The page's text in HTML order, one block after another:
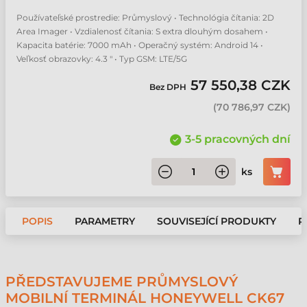
Používateľské prostredie: Průmyslový • Technológia čítania: 2D
Area Imager • Vzdialenosť čítania: S extra dlouhým dosahem •
Kapacita batérie: 7000 mAh • Operačný systém: Android 14 •
Veľkosť obrazovky: 4.3 " • Typ GSM: LTE/5G
Bez DPH 57 550,38 CZK
(70 786,97 CZK)
3-5 pracovných dní
ks
POPIS PARAMETRY SOUVISEJÍCÍ PRODUKTY
PŘEDSTAVUJEME PRŮMYSLOVÝ
MOBILNÍ TERMINÁL HONEYWELL CK67